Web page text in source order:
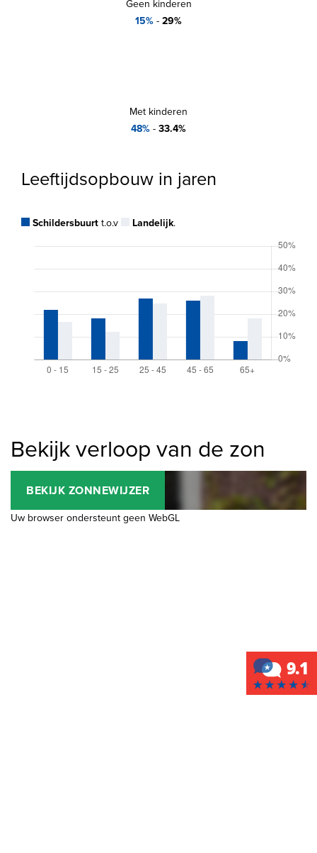
Geen kinderen
15% - 29%
Met kinderen
48% - 33.4%
Leeftijdsopbouw in jaren
Schildersbuurt t.o.v Landelijk.
Bekijk verloop van de zon
BEKIJK ZONNEWIJZER
Uw browser ondersteunt geen WebGL